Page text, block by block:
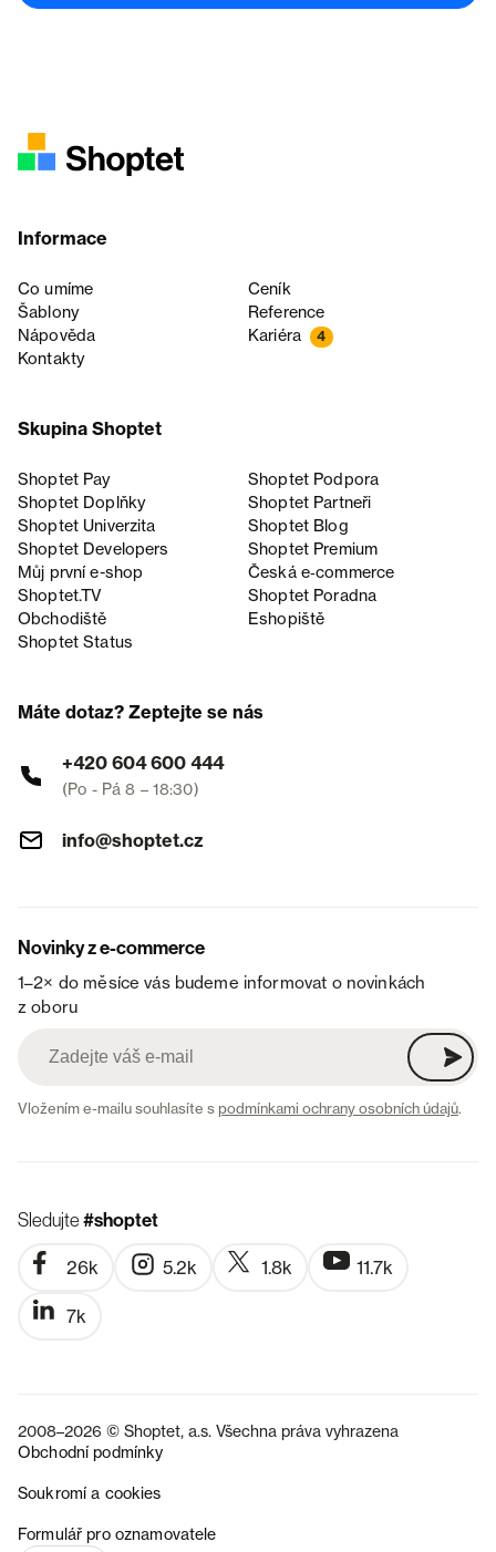
Informace
Co umíme
Ceník
Šablony
Reference
Nápověda
Kariéra 4
Kontakty
Skupina Shoptet
Shoptet Pay
Shoptet Podpora
Shoptet Doplňky
Shoptet Partneři
Shoptet Univerzita
Shoptet Blog
Shoptet Developers
Shoptet Premium
Můj první e-shop
Česká e‑commerce
Shoptet.TV
Shoptet Poradna
Obchodiště
Eshopiště
Shoptet Status
Máte dotaz? Zeptejte se nás
+420 604 600 444
(Po - Pá 8 – 18:30)
info@shoptet.cz
Novinky z e-commerce
1–2× do měsíce vás budeme informovat o novinkách
z oboru
Vložením e-mailu souhlasíte spodmínkami ochrany osobních údajů.
Sledujte#shoptet
26k 5.2k 1.8k 11.7k
7k
2008–2026 © Shoptet, a.s. Všechna práva vyhrazena
Obchodní podmínky
Soukromí a cookies
Formulář pro oznamovatele